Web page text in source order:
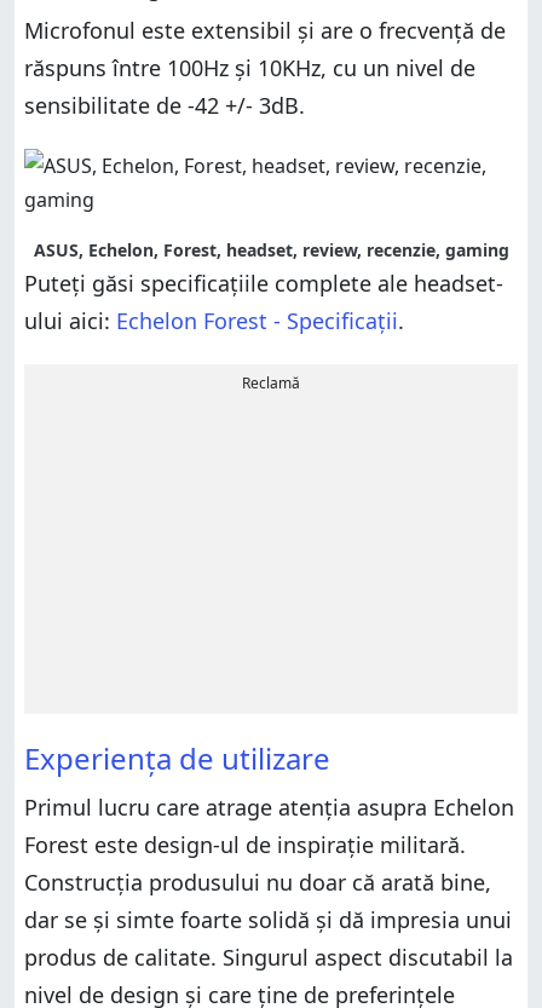
Microfonul este extensibil și are o frecvență de
răspuns între 100Hz și 10KHz, cu un nivel de
sensibilitate de -42 +/- 3dB.
ASUS, Echelon, Forest, headset, review, recenzie, gaming
Puteți găsi specificațiile complete ale headset-
ului aici: Echelon Forest - Specificații.
Reclamă
Experiența de utilizare
Primul lucru care atrage atenția asupra Echelon
Forest este design-ul de inspirație militară.
Construcția produsului nu doar că arată bine,
dar se și simte foarte solidă și dă impresia unui
produs de calitate. Singurul aspect discutabil la
nivel de design și care ține de preferințele